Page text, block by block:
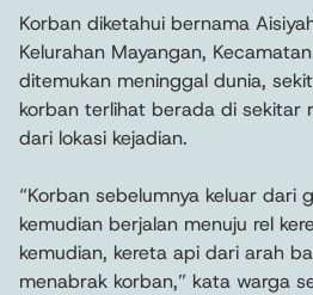
Korban diketahui bernama
Kelurahan Mayangan,
ditemukan meninggal dunia,
korban terlihat berada di sekitar
dari lokasi kejadian.
“Korban sebelumnya keluar dari
kemudian berjalan menuju rel
kemudian, kereta api dari arah
menabrak korban,” kata warga